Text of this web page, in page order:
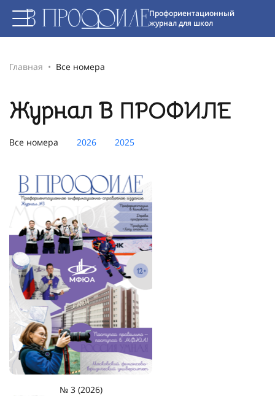
Профориентационный
журнал для школ
Главная Все номера
Журнал В ПРОФИЛЕ
Все номера 2026 2025
№ 3 (2026)